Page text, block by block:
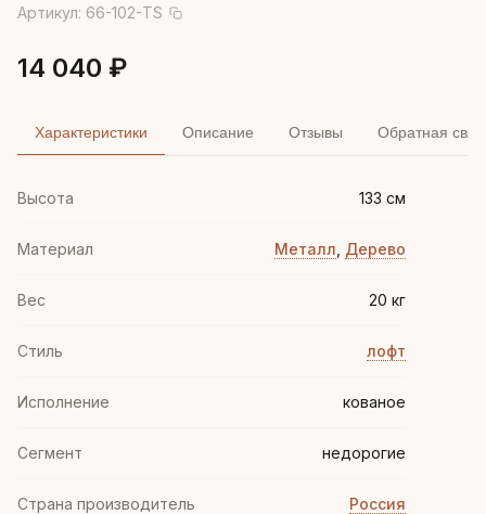
Артикул: 66-102-TS
14 040 ₽
Характеристики Описание Отзывы Обратная
Высота 133 см
Материал Металл Дерево
Вес 20 кг
Стиль лофт
Иcполнение кованое
Сегмент недорогие
Страна производитель Россия